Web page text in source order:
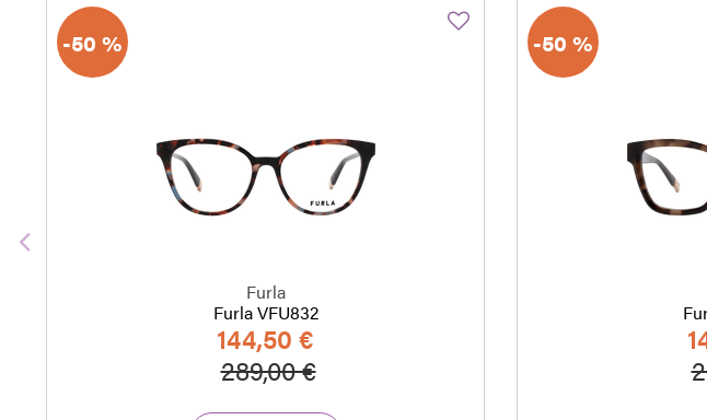
-50 %
Furla
Furla VFU832
144,50 €
Hinta alennettu
289,00 €Alennettu hinta
-50 %
Edellinen